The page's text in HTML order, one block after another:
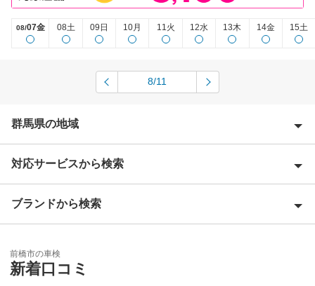
08/07金 08土 09日 10月 11火 12水 13木 14金 15土
8/11
群馬県の地域
吾妻郡
伊勢崎市
邑楽郡
太田市
対応サービスから検索
Award 受賞店
特典あり
ブランドから検索
「車検の速太郎」
前橋市の車検
新着口コミ